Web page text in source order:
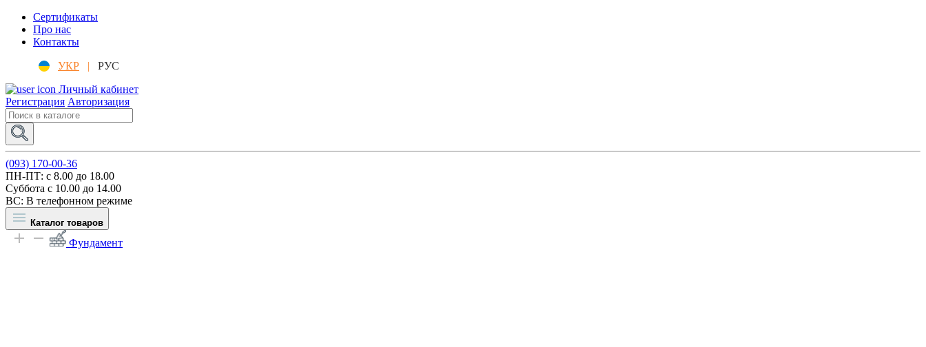
Сертификаты
Про нас
Контакты
УКР |
РУС
Личный кабинет
Регистрация Авторизация
(093) 170-00-36
ПН-ПТ: c 8.00 до 18.00
Суббота с 10.00 до 14.00
ВС: В телефонном режиме
Каталог товаров
Фундамент